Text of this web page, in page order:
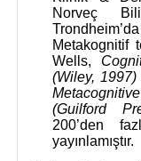
Norveç
Metakognitif
Wells,
(Wiley, 1997)
(Guilford
200’den
yayınlamıştır.